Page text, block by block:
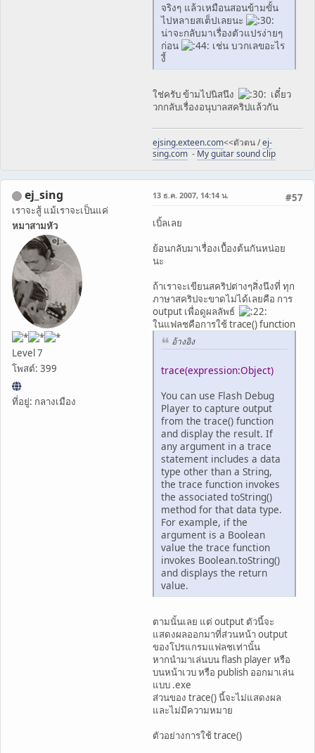
จริงๆ แล้วเหมือนสอนข้ามขั้น
ไปหลายสเต็ปเลยนะ
น่าจะกลับมาเรื่องตัวแปรง่ายๆ
ก่อน
เช่น บวกเลขอะไร
งี้
ใช่ครับ ข้ามไปนิสนึง
เดี๋ยว
วกกลับเรื่องอนุบาลสคริปแล้วกัน
ejsing.exteen.com<<ตัวตน /ej-
sing.com - My guitar sound clip
ej_sing
เราจะสู้ แม้เราจะเป็นแค่
หมาสามหัว
Level 7
โพสต์: 399
ที่อยู่: กลางเมือง
#57
13 ธ.ค. 2007, 14:14 น.
เบิ้ลเลย
ย้อนกลับมาเรื่องเบื้องต้นกันหน่อย
นะ
ถ้าเราจะเขียนสคริปต่างๆสิ่งนึงที่ ทุก
ภาษาสคริปจะขาดไม่ได้เลยคือ การ
output เพื่อดูผลลัพธ์
ในแฟลชคือการใช้ trace() function
อ้างอิง
trace(expression:Object)
You can use Flash Debug
Player to capture output
from the trace() function
and display the result. If
any argument in a trace
statement includes a data
type other than a String,
the trace function invokes
the associated toString()
method for that data type.
For example, if the
argument is a Boolean
value the trace function
invokes Boolean.toString()
and displays the return
value.
ตามนั้นเลย แต่ output ตัวนี้จะ
แสดงผลออกมาที่ส่วนหน้า output
ของโปรแกรมแฟลชเท่านั้น
หากนำมาเล่นบน flash player หรือ
บนหน้าเวบ หรือ publish ออกมาเล่น
แบบ .exe
ส่วนของ trace() นี้จะไม่แสดงผล
และไม่มีความหมาย
ตัวอย่างการใช้ trace()